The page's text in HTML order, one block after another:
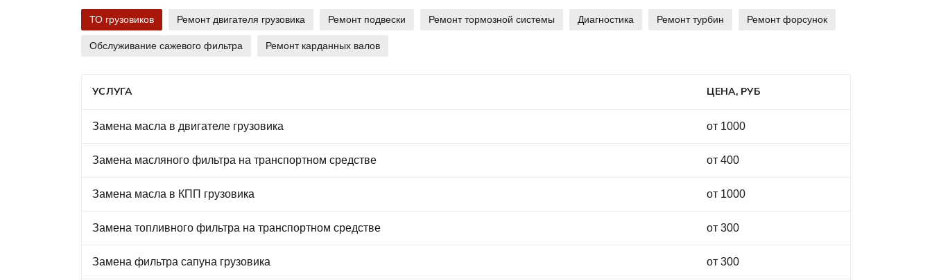
ТО грузовиков Ремонт двигателя грузовика Ремонт подвески Ремонт тормозной системы Диагностика Ремонт турбин Ремонт форсунок
Обслуживание сажевого фильтра Ремонт карданных валов
УСЛУГА ЦЕНА, РУБ
Замена масла в двигателе грузовика от 1000
Замена масляного фильтра на транспортном средстве от 400
Замена масла в КПП грузовика от 1000
Замена топливного фильтра на транспортном средстве от 300
Замена фильтра сапуна грузовика от 300